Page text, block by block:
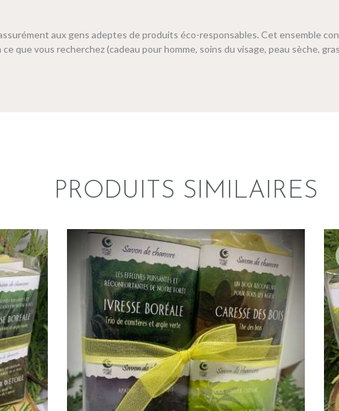
aux gens adeptes de produits éco-responsables. Cet ensemble
que vous recherchez (cadeau pour homme, soins du visage, peau sèche,
PRODUITS SIMILAIRES
ENSEMBLE DE 4 MINI-
SAVONS
$16.00
AJOUTER AU PANIER